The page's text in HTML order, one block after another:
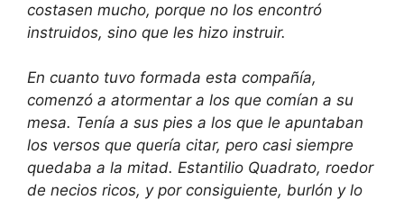
costasen mucho, porque no los encontró
instruidos, sino que les hizo instruir.
En cuanto tuvo formada esta compañía,
comenzó a atormentar a los que comían a su
mesa. Tenía a sus pies a los que le apuntaban
los versos que quería citar, pero casi siempre
quedaba a la mitad. Estantilio Quadrato, roedor
de necios ricos, y por consiguiente, burlón y lo